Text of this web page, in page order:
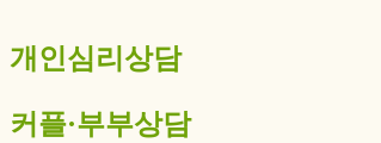
개인심리상담
커플·부부상담